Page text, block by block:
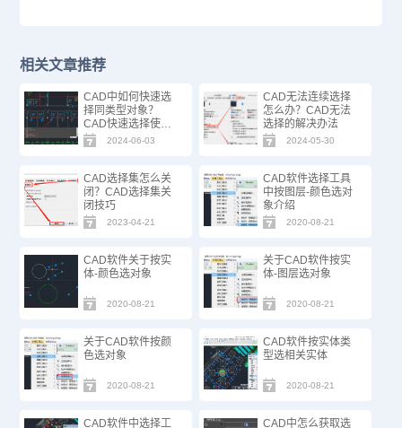
相关文章推荐
CAD中如何快速选
择同类型对象？
CAD快速选择使用
技巧
2024-06-03
CAD无法连续选择
怎么办？CAD无法
选择的解决办法
2024-05-30
CAD选择集怎么关
闭？CAD选择集关
闭技巧
2023-04-21
CAD软件选择工具
中按图层-颜色选对
象介绍
2020-08-21
CAD软件关于按实
体-颜色选对象
2020-08-21
关于CAD软件按实
体-图层选对象
2020-08-21
关于CAD软件按颜
色选对象
2020-08-21
CAD软件按实体类
型选相关实体
2020-08-21
CAD软件中选择工 CAD中怎么获取选